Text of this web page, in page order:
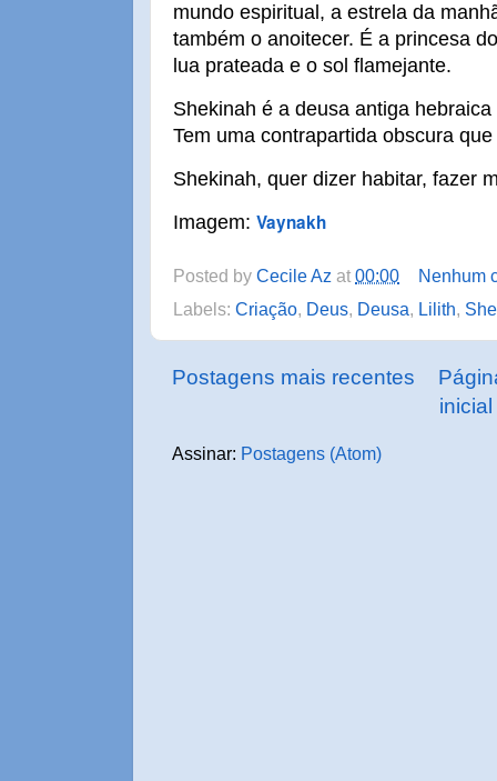
mundo espiritual, a estrela da
também o anoitecer. É a princesa
lua prateada e o sol flamejante.
Shekinah é a deusa antiga
Tem uma contrapartida obscura
Shekinah, quer dizer habitar, fazer
Imagem: Vaynakh
Posted by Cecile Az at 00:00
Nenhum
Labels: Criação, Deus, Deusa, Lilith,
Postagens mais recentes
inicial
Assinar: Postagens (Atom)